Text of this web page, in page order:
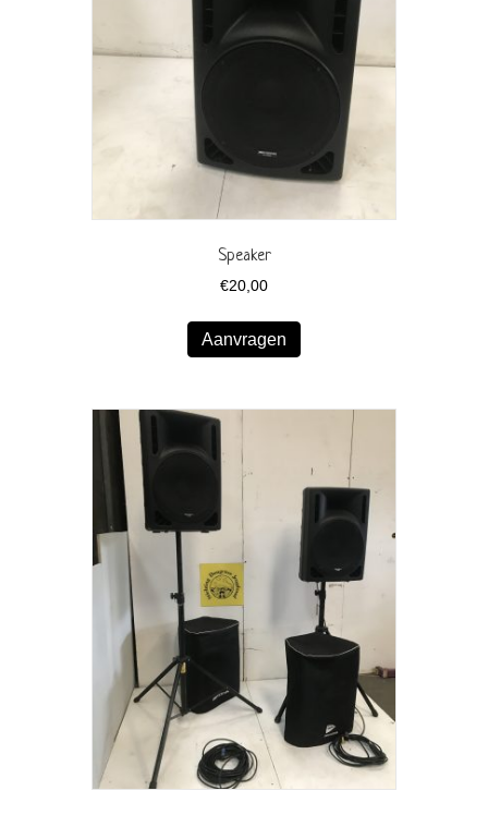
Speaker
€20,00
Aanvragen